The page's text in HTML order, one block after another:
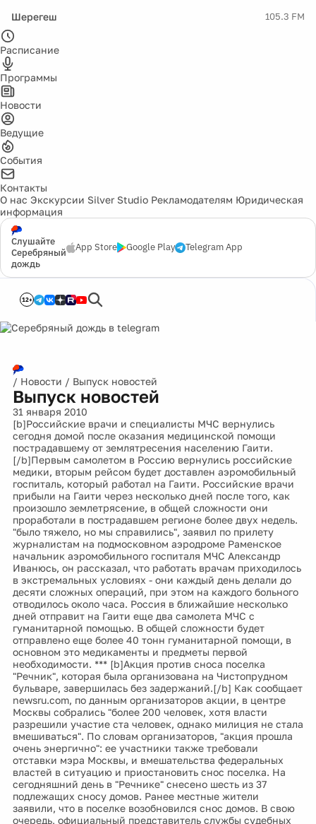
Шерегеш 105.3 FM
Расписание
Программы
Новости
Ведущие
События
Контакты
О нас Экскурсии Silver Studio Рекламодателям Юридическая
информация
Слушайте
Серебряный
дождь
App Store Google Play Telegram App
12+
/ Новости / Выпуск новостей
Выпуск новостей
31 января 2010
[b]Российские врачи и специалисты МЧС вернулись
сегодня домой после оказания медицинской помощи
пострадавшему от землятресения населению Гаити.
[/b]Первым самолетом в Россию вернулись российские
медики, вторым рейсом будет доставлен аэромобильный
госпиталь, который работал на Гаити. Российские врачи
прибыли на Гаити через несколько дней после того, как
произошло землетрясение, в общей сложности они
проработали в пострадавшем регионе более двух недель.
"было тяжело, но мы справились", заявил по прилету
журналистам на подмосковном аэродроме Раменское
начальник аэромобильного госпиталя МЧС Александр
Иванюсь, он рассказал, что работать врачам приходилось
в экстремальных условиях - они каждый день делали до
десяти сложных операций, при этом на каждого больного
отводилось около часа. Россия в ближайшие несколько
дней отправит на Гаити еще два самолета МЧС с
гуманитарной помощью. В общей сложности будет
отправлено еще более 40 тонн гуманитарной помощи, в
основном это медикаменты и предметы первой
необходимости. *** [b]Акция против сноса поселка
"Речник", которая была организована на Чистопрудном
бульваре, завершилась без задержаний.[/b] Как сообщает
newsru.com, по данным организаторов акции, в центре
Москвы собрались "более 200 человек, хотя власти
разрешили участие ста человек, однако милиция не стала
вмешиваться". По словам организаторов, "акция прошла
очень энергично": ее участники также требовали
отставки мэра Москвы, и вмешательства федеральных
властей в ситуацию и приостановить снос поселка. На
сегодняшний день в "Речнике" снесено шесть из 37
подлежащих сносу домов. Ранее местные жители
заявили, что в поселке возобновился снос домов. В свою
очередь, официальный представитель службы судебных